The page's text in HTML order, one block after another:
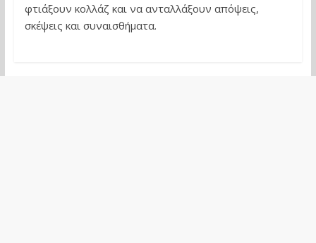
φτιάξουν κολλάζ και να ανταλλάξουν απόψεις,
σκέψεις και συναισθήματα.